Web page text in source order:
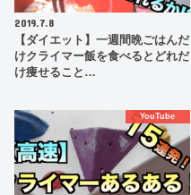
2019.7.8
【ダイエット】一週間晩ごはんだ
けクライマー飯を食べるとどれだ
け痩せること…
YouTube